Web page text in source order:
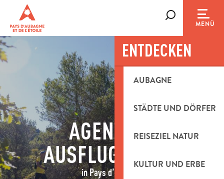
contenu
principal
MENÜ
ENTDECKEN
AUBAGNE
STÄDTE UND DÖRFER
REISEZIEL NATUR
KULTUR UND ERBE
AGENDA &
AUSFLUGSIDEEN
in Pays d'Aubagne